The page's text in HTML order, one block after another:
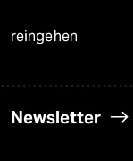
reingehen
Newsletter